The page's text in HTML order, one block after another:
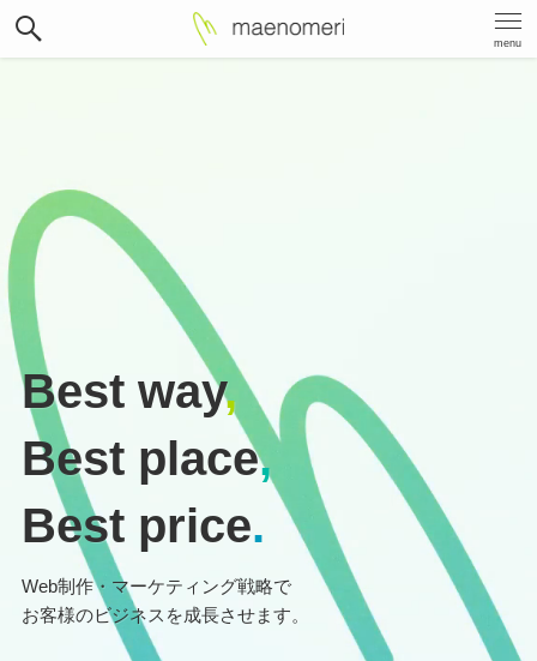
menu
Best way,
Best place,
Best price.
Web制作・マーケティング戦略で
お客様のビジネスを成長させます。